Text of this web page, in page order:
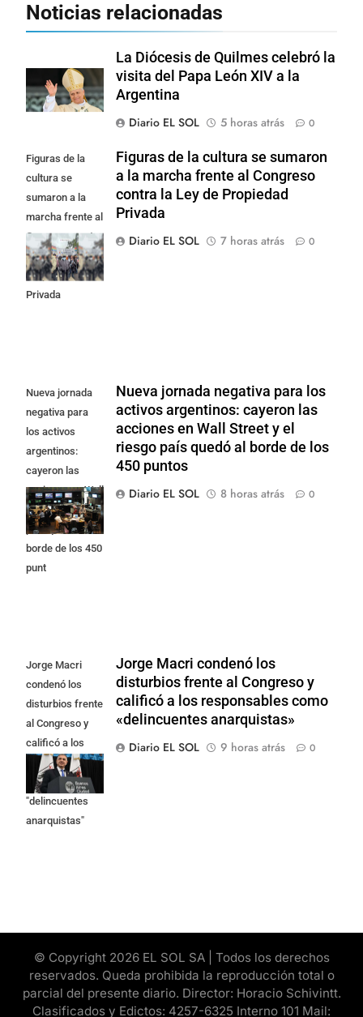
Noticias relacionadas
La Diócesis de Quilmes celebró la
visita del Papa León XIV a la
Argentina
Diario EL SOL
5 horas atrás 0
Figuras de la
cultura se
sumaron a la
marcha frente al
Congreso contra
la Ley de
Propiedad
Privada
Figuras de la cultura se sumaron
a la marcha frente al Congreso
contra la Ley de Propiedad
Privada
Diario EL SOL
7 horas atrás 0
Nueva jornada
negativa para
los activos
argentinos:
cayeron las
acciones en Wall
Street y el riesgo
país quedó al
borde de los 450
punt
Nueva jornada negativa para los
activos argentinos: cayeron las
acciones en Wall Street y el
riesgo país quedó al borde de los
450 puntos
Diario EL SOL
8 horas atrás 0
Jorge Macri
condenó los
disturbios frente
al Congreso y
calificó a los
responsables
como
"delincuentes
anarquistas"
Jorge Macri condenó los
disturbios frente al Congreso y
calificó a los responsables como
«delincuentes anarquistas»
Diario EL SOL
9 horas atrás 0
© Copyright 2026 EL SOL SA | Todos los derechos
reservados. Queda prohibida la reproducción total o
parcial del presente diario. Director: Horacio Schivintt.
Clasificados y Edictos: 4257-6325 Interno 101 Mail: